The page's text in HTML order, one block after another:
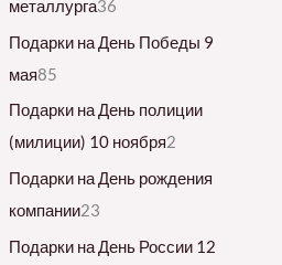
металлурга36
Подарки на День Победы 9
мая85
Подарки на День полиции
(милиции) 10 ноября2
Подарки на День рождения
компании23
Подарки на День России 12